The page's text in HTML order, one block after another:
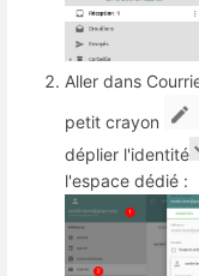
Aller dans
petit crayon
déplier l'identité
l'espace dédié :